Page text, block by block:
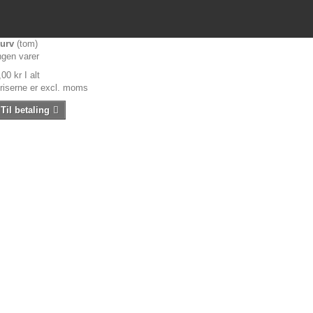
(tom)
varer
kr
I alt
er excl. moms
Til betaling